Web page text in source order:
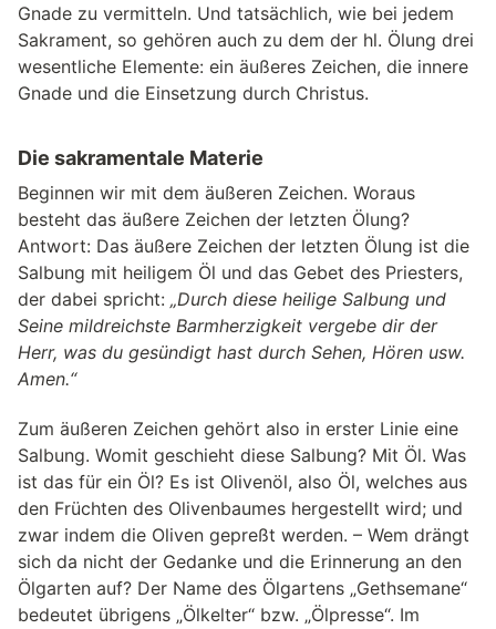
Gnade zu vermitteln. Und tatsächlich, wie bei jedem
Sakrament, so gehören auch zu dem der hl. Ölung drei
wesentliche Elemente: ein äußeres Zeichen, die innere
Gnade und die Einsetzung durch Christus.
Die sakramentale Materie
Beginnen wir mit dem äußeren Zeichen. Woraus
besteht das äußere Zeichen der letzten Ölung?
Antwort: Das äußere Zeichen der letzten Ölung ist die
Salbung mit heiligem Öl und das Gebet des Priesters,
der dabei spricht: „Durch diese heilige Salbung und
Seine mildreichste Barmherzigkeit vergebe dir der
Herr, was du gesündigt hast durch Sehen, Hören usw.
Amen.“
Zum äußeren Zeichen gehört also in erster Linie eine
Salbung. Womit geschieht diese Salbung? Mit Öl. Was
ist das für ein Öl? Es ist Olivenöl, also Öl, welches aus
den Früchten des Olivenbaumes hergestellt wird; und
zwar indem die Oliven gepreßt werden. – Wem drängt
sich da nicht der Gedanke und die Erinnerung an den
Ölgarten auf? Der Name des Ölgartens „Gethsemane“
bedeutet übrigens „Ölkelter“ bzw. „Ölpresse“. Im